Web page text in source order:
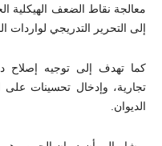
معالجة نقاط الضعف الهيكلية
إلى التحرير التدريجي لواردات
كما تهدف إلى توجيه إصلاح
تجارية، وإدخال تحسينات على
الديوان.